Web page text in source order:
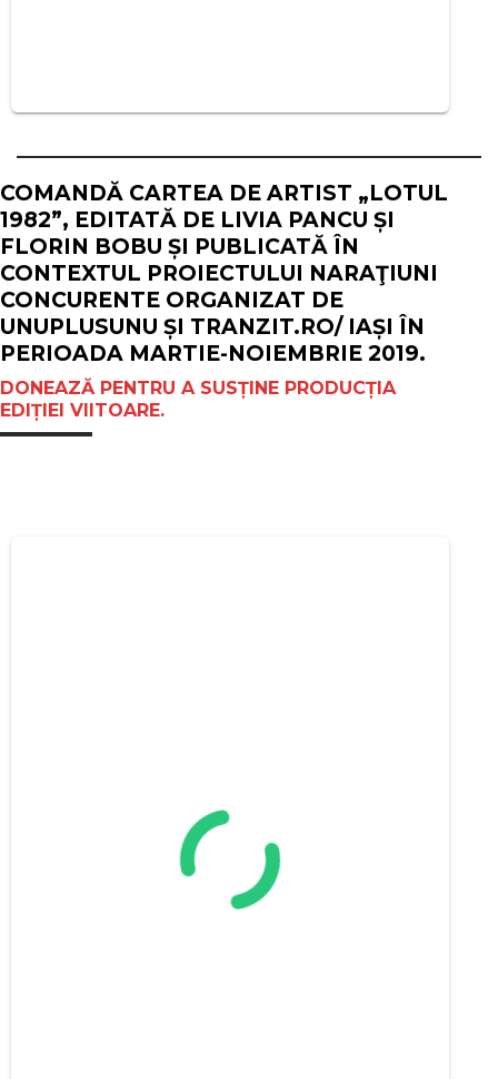
COMANDĂ CARTEA DE ARTIST „LOTUL
1982”, EDITATĂ DE LIVIA PANCU ȘI
FLORIN BOBU ȘI PUBLICATĂ ÎN
CONTEXTUL PROIECTULUI NARAŢIUNI
CONCURENTE ORGANIZAT DE
UNUPLUSUNU ȘI TRANZIT.RO/ IAȘI ÎN
PERIOADA MARTIE-NOIEMBRIE 2019.
DONEAZĂ PENTRU A SUSȚINE PRODUCȚIA
EDIȚIEI VIITOARE.